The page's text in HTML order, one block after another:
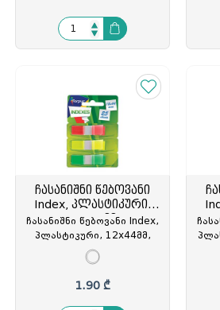
ჩასანიშნი წებოვანი
Index, პლასტიკური,
12x44მმ
ჩასანიშნი წებოვანი Index,
პლასტიკური, 12x44მმ,
3ფერიx25ფურცელი,
დისპენსერში, Forpus,
FO42046, FOP-420463
1.90 ₾